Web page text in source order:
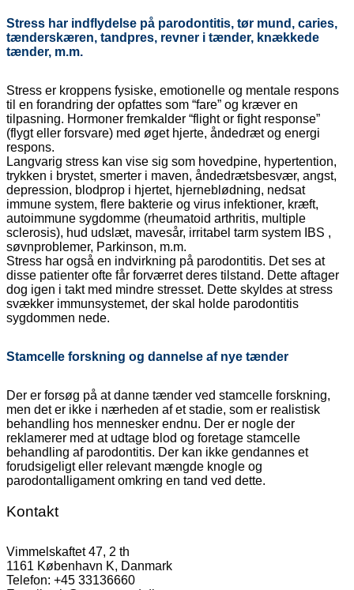
Stress har indflydelse på parodontitis, tør mund, caries,
tænderskæren, tandpres, revner i tænder, knækkede
tænder, m.m.
Stress er kroppens fysiske, emotionelle og mentale respons
til en forandring der opfattes som “fare” og kræver en
tilpasning. Hormoner fremkalder “flight or fight response”
(flygt eller forsvare) med øget hjerte, åndedræt og energi
respons.
Langvarig stress kan vise sig som hovedpine, hypertention,
trykken i brystet, smerter i maven, åndedrætsbesvær, angst,
depression, blodprop i hjertet, hjerneblødning, nedsat
immune system, flere bakterie og virus infektioner, kræft,
autoimmune sygdomme (rheumatoid arthritis, multiple
sclerosis), hud udslæt, mavesår, irritabel tarm system IBS ,
søvnproblemer, Parkinson, m.m.
Stress har også en indvirkning på parodontitis. Det ses at
disse patienter ofte får forværret deres tilstand. Dette aftager
dog igen i takt med mindre stresset. Dette skyldes at stress
svækker immunsystemet, der skal holde parodontitis
sygdommen nede.
Stamcelle forskning og dannelse af nye tænder
Der er forsøg på at danne tænder ved stamcelle forskning,
men det er ikke i nærheden af et stadie, som er realistisk
behandling hos mennesker endnu. Der er nogle der
reklamerer med at udtage blod og foretage stamcelle
behandling af parodontitis. Der kan ikke gendannes et
forudsigeligt eller relevant mængde knogle og
parodontalligament omkring en tand ved dette.
Kontakt
Vimmelskaftet 47, 2 th
1161 København K, Danmark
Telefon: +45 33136660